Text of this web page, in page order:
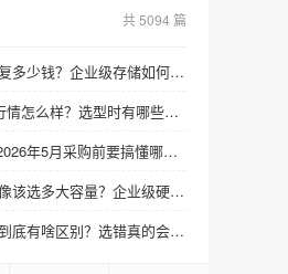
共 5094 篇
2026年NAS硬盘数据恢复多少钱？企业级存储如何避免数据丢失风险？
2026年5月2T企业硬盘行情怎么样？选型时有哪些避坑技巧？
NAS企业硬盘怎么选？2026年5月采购前要搞懂哪些坑？
2026年NAS存储监控录像该选多大容量？企业级硬盘怎么搭配才划算？
2026年NAS存储和硬盘到底有啥区别？选错真的会后悔吗？